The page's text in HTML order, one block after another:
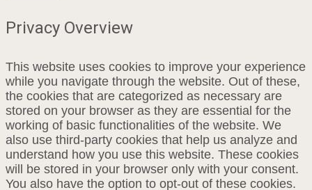
Privacy Overview
This website uses cookies to improve your experience
while you navigate through the website. Out of these,
the cookies that are categorized as necessary are
stored on your browser as they are essential for the
working of basic functionalities of the website. We
also use third-party cookies that help us analyze and
understand how you use this website. These cookies
will be stored in your browser only with your consent.
You also have the option to opt-out of these cookies.